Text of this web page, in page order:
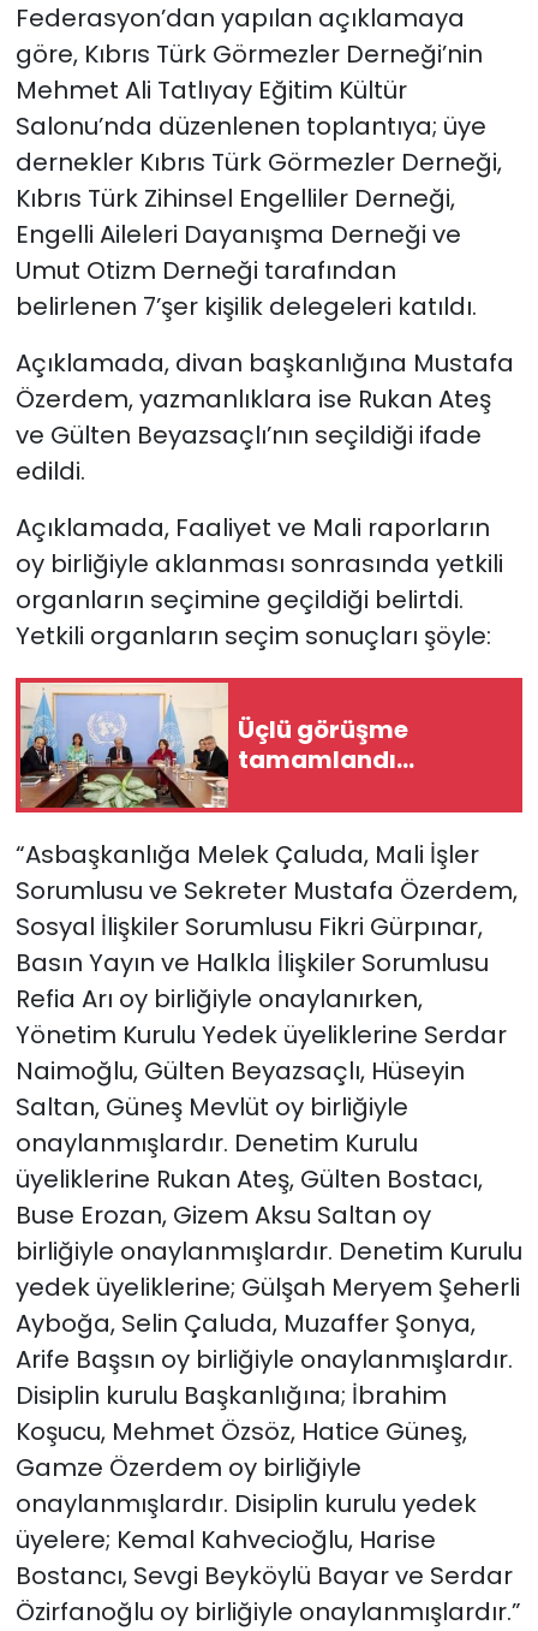
Federasyon’dan yapılan açıklamaya
göre, Kıbrıs Türk Görmezler Derneği’nin
Mehmet Ali Tatlıyay Eğitim Kültür
Salonu’nda düzenlenen toplantıya; üye
dernekler Kıbrıs Türk Görmezler Derneği,
Kıbrıs Türk Zihinsel Engelliler Derneği,
Engelli Aileleri Dayanışma Derneği ve
Umut Otizm Derneği tarafından
belirlenen 7’şer kişilik delegeleri katıldı.
Açıklamada, divan başkanlığına Mustafa
Özerdem, yazmanlıklara ise Rukan Ateş
ve Gülten Beyazsaçlı’nın seçildiği ifade
edildi.
Açıklamada, Faaliyet ve Mali raporların
oy birliğiyle aklanması sonrasında yetkili
organların seçimine geçildiği belirtdi.
Yetkili organların seçim sonuçları şöyle:
Üçlü görüşme
tamamlandı...
“Asbaşkanlığa Melek Çaluda, Mali İşler
Sorumlusu ve Sekreter Mustafa Özerdem,
Sosyal İlişkiler Sorumlusu Fikri Gürpınar,
Basın Yayın ve Halkla İlişkiler Sorumlusu
Refia Arı oy birliğiyle onaylanırken,
Yönetim Kurulu Yedek üyeliklerine Serdar
Naimoğlu, Gülten Beyazsaçlı, Hüseyin
Saltan, Güneş Mevlüt oy birliğiyle
onaylanmışlardır. Denetim Kurulu
üyeliklerine Rukan Ateş, Gülten Bostacı,
Buse Erozan, Gizem Aksu Saltan oy
birliğiyle onaylanmışlardır. Denetim Kurulu
yedek üyeliklerine; Gülşah Meryem Şeherli
Ayboğa, Selin Çaluda, Muzaffer Şonya,
Arife Başsın oy birliğiyle onaylanmışlardır.
Disiplin kurulu Başkanlığına; İbrahim
Koşucu, Mehmet Özsöz, Hatice Güneş,
Gamze Özerdem oy birliğiyle
onaylanmışlardır. Disiplin kurulu yedek
üyelere; Kemal Kahvecioğlu, Harise
Bostancı, Sevgi Beyköylü Bayar ve Serdar
Özirfanoğlu oy birliğiyle onaylanmışlardır.”
Video Galeri
YAŞAM
Yazarlar